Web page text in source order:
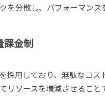
を分散し、パフォーマンス
課金制
採用しており、無駄なコ
リソースを増減させること